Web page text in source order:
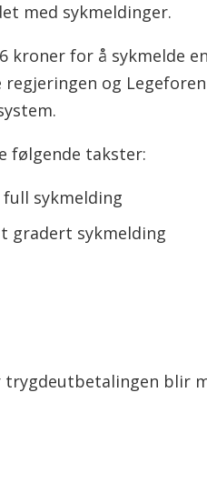
med sykmeldinger.
kroner for å sykmelde
regjeringen og
følgende takster:
sykmelding
gradert sykmelding
blir